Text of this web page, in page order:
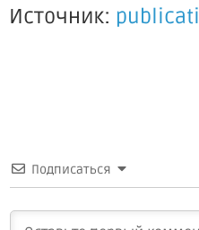
Источник:
Подписаться